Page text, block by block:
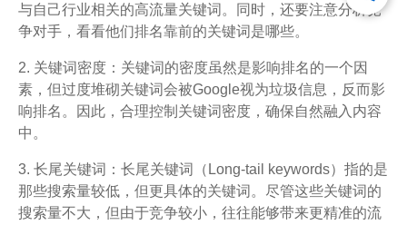
与自己行业相关的高流量关键词。同时，还要注意分析竞
争对手，看看他们排名靠前的关键词是哪些。
2. 关键词密度：关键词的密度虽然是影响排名的一个因
素，但过度堆砌关键词会被Google视为垃圾信息，反而影
响排名。因此，合理控制关键词密度，确保自然融入内容
中。
3. 长尾关键词：长尾关键词（Long-tail keywords）指的是
那些搜索量较低，但更具体的关键词。尽管这些关键词的
搜索量不大，但由于竞争较小，往往能够带来更精准的流